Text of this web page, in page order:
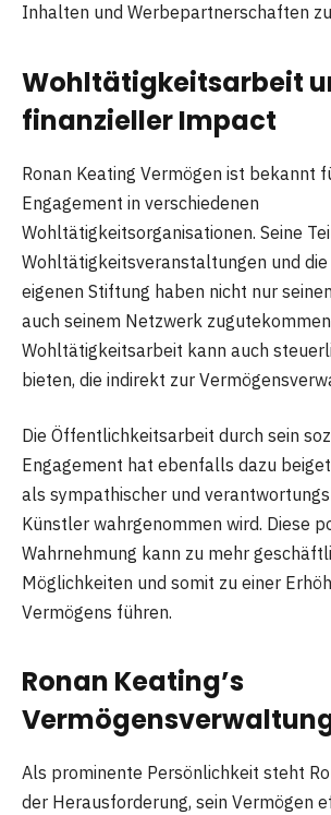
Inhalten und Werbepartnerschaften
Wohltätigkeitsarbeit
finanzieller Impact
Ronan Keating Vermögen ist bekannt
Engagement in verschiedenen
Wohltätigkeitsorganisationen. Seine
Wohltätigkeitsveranstaltungen und die
eigenen Stiftung haben nicht nur
auch seinem Netzwerk
Wohltätigkeitsarbeit kann auch
bieten, die indirekt zur
Die Öffentlichkeitsarbeit durch sein
Engagement hat ebenfalls dazu
als sympathischer und
Künstler wahrgenommen wird. Diese
Wahrnehmung kann zu mehr
Möglichkeiten und somit zu einer
Vermögens führen.
Ronan Keating’s
Als prominente Persönlichkeit steht
der Herausforderung, sein Vermögen